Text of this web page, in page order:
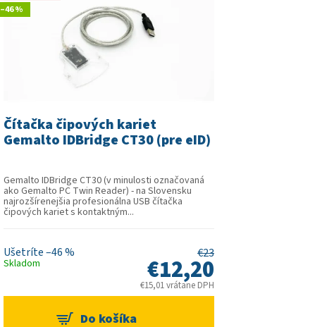
–46 %
Čítačka čipových kariet
Gemalto IDBridge CT30 (pre eID)
€15,01 vrátane DPH
€12,20
€23
Gemalto IDBridge CT30 (v minulosti označovaná
ako Gemalto PC Twin Reader) - na Slovensku
najrozšírenejšia profesionálna USB čítačka
čipových kariet s kontaktným...
Skladom
–46 %